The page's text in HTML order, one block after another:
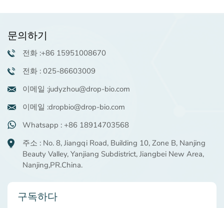
문의하기
전화 :+86 15951008670
전화 : 025-86603009
이메일 :judyzhou@drop-bio.com
이메일 :dropbio@drop-bio.com
Whatsapp : +86 18914703568
주소 : No. 8, Jiangqi Road, Building 10, Zone B, Nanjing
Beauty Valley, Yanjiang Subdistrict, Jiangbei New Area,
Nanjing,PR.China.
구독하다